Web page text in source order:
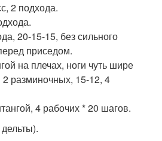
2 подхода.
20-15-15, без сильного
приседом.
на плечах, ноги чуть шире
разминочных, 15-12, 4
4 рабочих * 20 шагов.